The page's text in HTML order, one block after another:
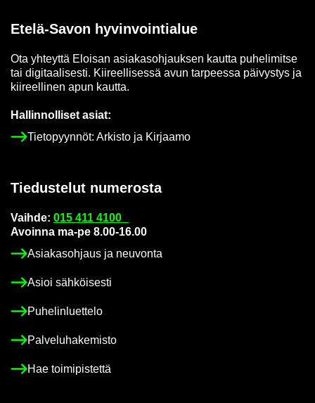
Etelä-​Savon hy­vin­voin­tia­lue
Ota yh­teyt­tä Eloi­san asia­kas­oh­jauk­sen kaut­ta pu­he­li­mit­se
tai di­gi­taa­li­ses­ti. Kii­reel­li­ses­sä avun tar­pees­sa päi­vys­tys ja
kii­reel­li­nen apun kaut­ta.
Hal­lin­nol­li­set asiat:
Tie­to­pyyn­nöt: Ar­kis­to ja Kir­jaa­mo
Tie­dus­te­lut nu­me­ros­ta
Vaih­de: 015 411 4100
Avoin­na ma-pe 8.00-16.00
Asia­kas­oh­jaus ja neu­von­ta
Asioi säh­köi­ses­ti
Pu­he­lin­luet­te­lo
Pal­ve­lu­ha­ke­mis­to
Hae toi­mi­pis­tet­tä